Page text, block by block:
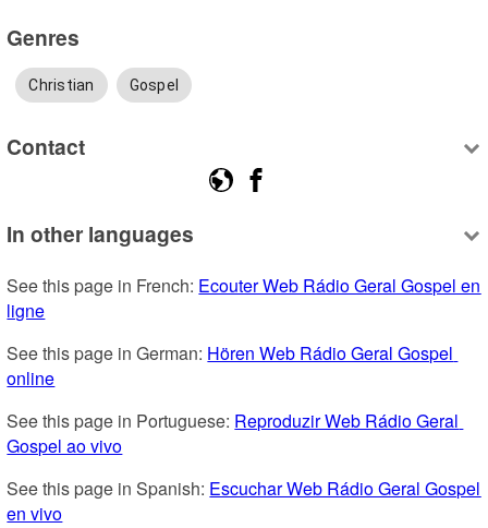
Genres
Christian Gospel
Contact
In other languages
See this page in French: Ecouter Web Rádio Geral Gospel en
ligne
See this page in German: Hören Web Rádio Geral Gospel
online
See this page in Portuguese: Reproduzir Web Rádio Geral
Gospel ao vivo
See this page in Spanish: Escuchar Web Rádio Geral Gospel
en vivo